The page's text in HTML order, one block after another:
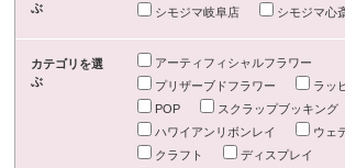
ぶ
シモジマ岐阜店
シモジマ心
カテゴリを選
ぶ
アーティフィシャルフラワー
プリザーブドフラワー
ラッ
POP
スクラップブッキング
ハワイアンリボンレイ
ウェ
クラフト
ディスプレイ